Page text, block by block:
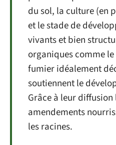
du sol, la culture (en
et le stade de
vivants et bien
organiques comme
fumier idéalement
soutiennent le
Grâce à leur diffusion
amendements
les racines.